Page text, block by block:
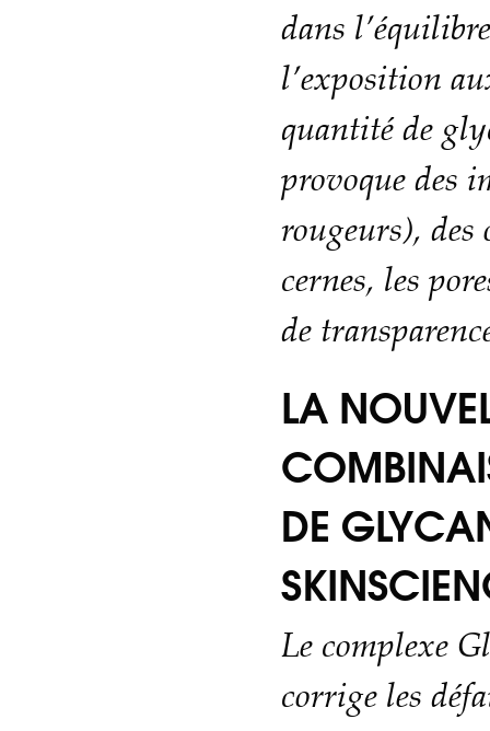
dans
l’exposition
quantité de
provoque des
rougeurs), des
cernes, les
de
LA
DE
Le complexe
corrige les